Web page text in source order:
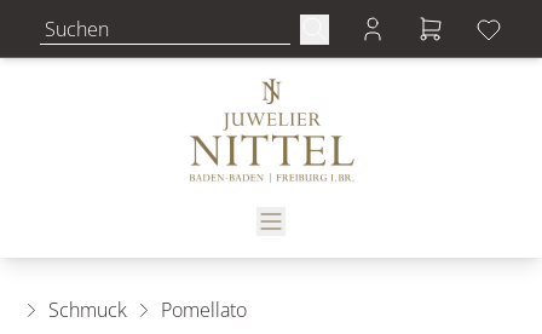
Schmuck Pomellato